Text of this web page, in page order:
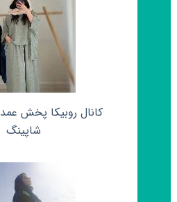
کانال روبیکا پخش
شاپینگ